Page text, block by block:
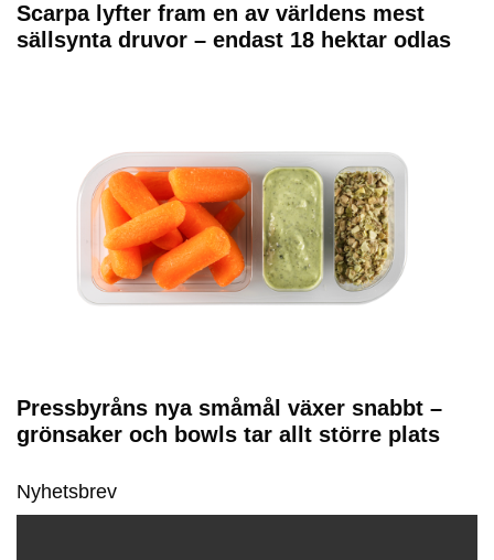
Scarpa lyfter fram en av världens mest
sällsynta druvor – endast 18 hektar odlas
Pressbyråns nya småmål växer snabbt –
grönsaker och bowls tar allt större plats
Nyhetsbrev